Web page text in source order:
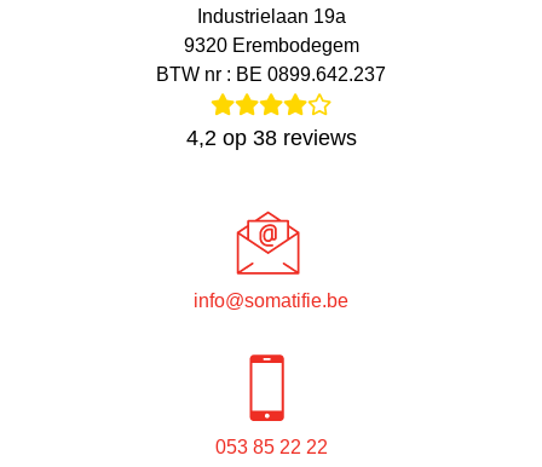
Industrielaan 19a
9320 Erembodegem
BTW nr : BE 0899.642.237
4,2op 38reviews
info@somatifie.be
053 85 22 22